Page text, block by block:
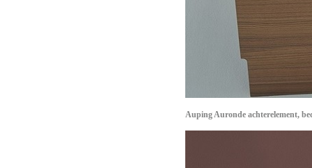
Auping Auronde achterelement,